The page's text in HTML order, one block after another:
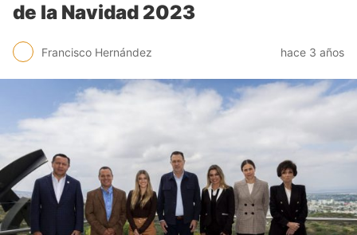
de la Navidad 2023
Francisco Hernández hace 3 años